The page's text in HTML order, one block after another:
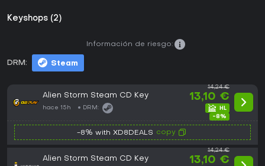
Keyshops (2)
DRM: Steam
Información de riesgo:
Alien Storm Steam CD Key
hace 15h DRM:
14,24 €
13,10 €
-8%
-8% with XD8DEALS copy
Alien Storm Steam CD Key
14,24 €
13,10 €